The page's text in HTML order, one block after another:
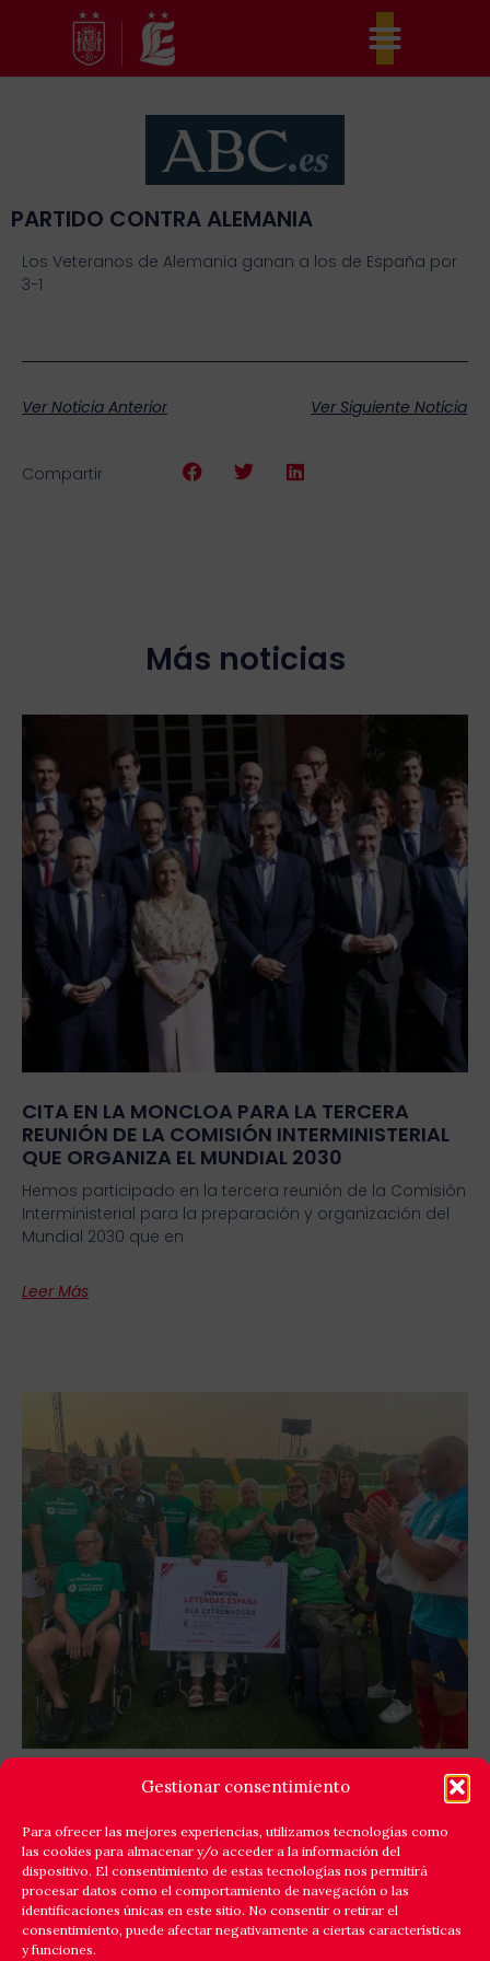
Gestionar consentimiento
Para ofrecer las mejores experiencias, utilizamos tecnologías como
las cookies para almacenar y/o acceder a la información del
dispositivo. El consentimiento de estas tecnologías nos permitirá
procesar datos como el comportamiento de navegación o las
identificaciones únicas en este sitio. No consentir o retirar el
consentimiento, puede afectar negativamente a ciertas características
y funciones.
contenido
PARTIDO CONTRA ALEMANIA
Los Veteranos de Alemania ganan a los de España por
3-1
Ver Noticia Anterior Ver Siguiente Noticia
Compartir
Más noticias
CITA EN LA MONCLOA PARA LA TERCERA
REUNIÓN DE LA COMISIÓN INTERMINISTERIAL
QUE ORGANIZA EL MUNDIAL 2030
Hemos participado en la tercera reunión de la Comisión
Interministerial para la preparación y organización del
Mundial 2030 que en
Leer Más
GOLES X LA ELA: LEYENDAS ESPAÑA Y EQUIPO
SOLIDARIDAD
Cáceres respondió a la llamada de la solidaridad y
reunió en el estadio Príncipe Felipe a un amplio elenco
de